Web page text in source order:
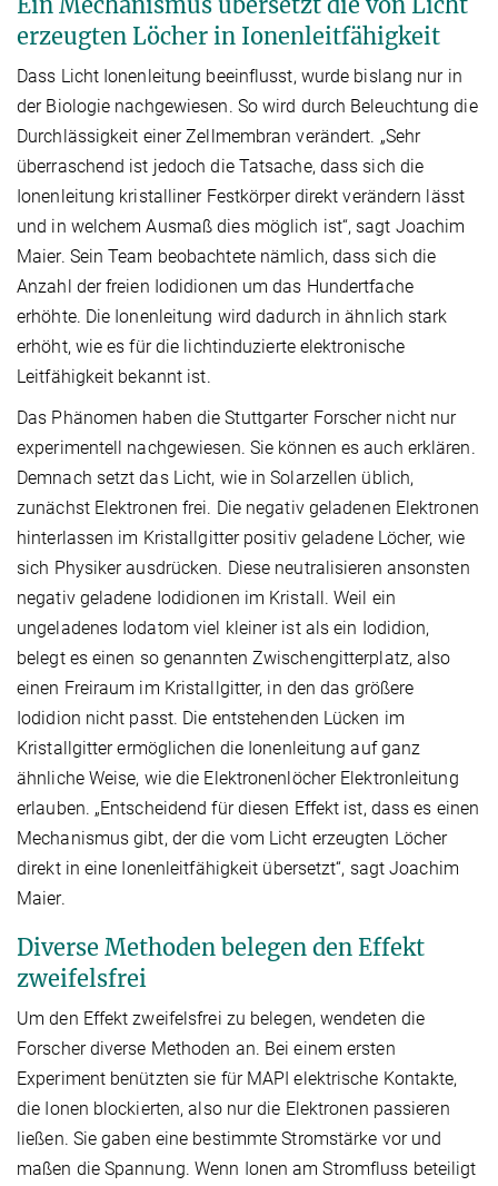
erzeugten Löcher in Ionenleitfähigkeit
Dass Licht Ionenleitung beeinflusst, wurde bislang nur in
der Biologie nachgewiesen. So wird durch Beleuchtung die
Durchlässigkeit einer Zellmembran verändert. „Sehr
überraschend ist jedoch die Tatsache, dass sich die
Ionenleitung kristalliner Festkörper direkt verändern lässt
und in welchem Ausmaß dies möglich ist“, sagt Joachim
Maier. Sein Team beobachtete nämlich, dass sich die
Anzahl der freien Iodidionen um das Hundertfache
erhöhte. Die Ionenleitung wird dadurch in ähnlich stark
erhöht, wie es für die lichtinduzierte elektronische
Leitfähigkeit bekannt ist.
Das Phänomen haben die Stuttgarter Forscher nicht nur
experimentell nachgewiesen. Sie können es auch erklären.
Demnach setzt das Licht, wie in Solarzellen üblich,
zunächst Elektronen frei. Die negativ geladenen Elektronen
hinterlassen im Kristallgitter positiv geladene Löcher, wie
sich Physiker ausdrücken. Diese neutralisieren ansonsten
negativ geladene Iodidionen im Kristall. Weil ein
ungeladenes Iodatom viel kleiner ist als ein Iodidion,
belegt es einen so genannten Zwischengitterplatz, also
einen Freiraum im Kristallgitter, in den das größere
Iodidion nicht passt. Die entstehenden Lücken im
Kristallgitter ermöglichen die Ionenleitung auf ganz
ähnliche Weise, wie die Elektronenlöcher Elektronleitung
erlauben. „Entscheidend für diesen Effekt ist, dass es einen
Mechanismus gibt, der die vom Licht erzeugten Löcher
direkt in eine Ionenleitfähigkeit übersetzt“, sagt Joachim
Maier.
Diverse Methoden belegen den Effekt
zweifelsfrei
Um den Effekt zweifelsfrei zu belegen, wendeten die
Forscher diverse Methoden an. Bei einem ersten
Experiment benützten sie für MAPI elektrische Kontakte,
die Ionen blockierten, also nur die Elektronen passieren
ließen. Sie gaben eine bestimmte Stromstärke vor und
maßen die Spannung. Wenn Ionen am Stromfluss beteiligt